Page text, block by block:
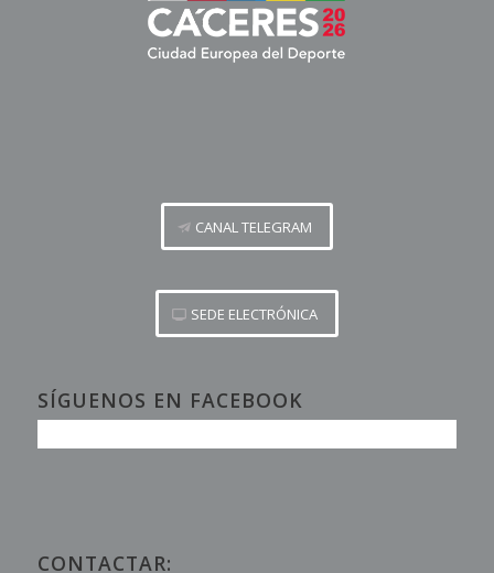
CANAL TELEGRAM
SEDE ELECTRÓNICA
SÍGUENOS EN FACEBOOK
CONTACTAR: